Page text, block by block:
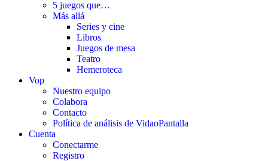
5 juegos que…
Más allá
Series y cine
Libros
Juegos de mesa
Teatro
Hemeroteca
Vop
Nuestro equipo
Colabora
Contacto
Política de análisis de VidaoPantalla
Cuenta
Conectarme
Registro